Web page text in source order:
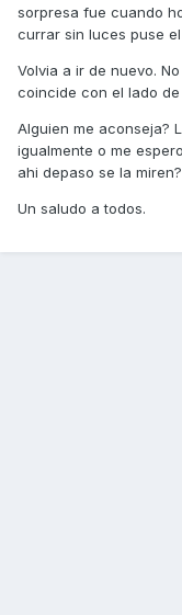
sorpresa fue cuando
currar sin luces puse
Volvia a ir de nuevo.
coincide con el lado
Alguien me aconseja?
igualmente o me
ahi depaso se la miren?
Un saludo a todos.